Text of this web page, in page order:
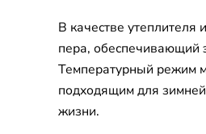
В качестве утеплителя
пера, обеспечивающий
Температурный режим
подходящим для зимней
жизни.